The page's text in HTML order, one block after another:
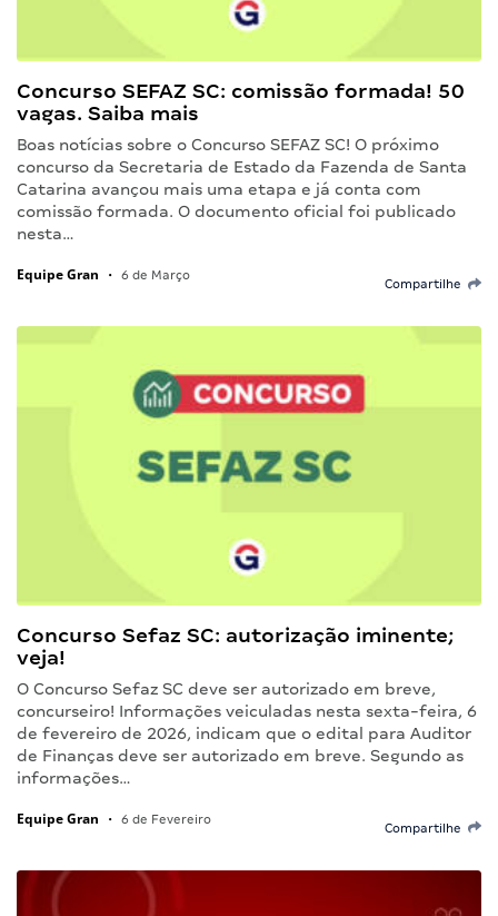
Concurso SEFAZ SC: comissão formada! 50
vagas. Saiba mais
Boas notícias sobre o Concurso SEFAZ SC! O próximo
concurso da Secretaria de Estado da Fazenda de Santa
Catarina avançou mais uma etapa e já conta com
comissão formada. O documento oficial foi publicado
nesta…
Equipe Gran • 6 de Março
Compartilhe
Concurso Sefaz SC: autorização iminente;
veja!
O Concurso Sefaz SC deve ser autorizado em breve,
concurseiro! Informações veiculadas nesta sexta-feira, 6
de fevereiro de 2026, indicam que o edital para Auditor
de Finanças deve ser autorizado em breve. Segundo as
informações…
Equipe Gran • 6 de Fevereiro
Compartilhe